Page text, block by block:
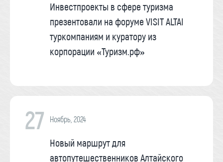
Инвестпроекты в сфере туризма
презентовали на форуме VISIT ALTAI
туркомпаниям и куратору из
корпорации «Туризм.рф»
27 Ноябрь, 2024
Новый маршрут для
автопутешественников Алтайского